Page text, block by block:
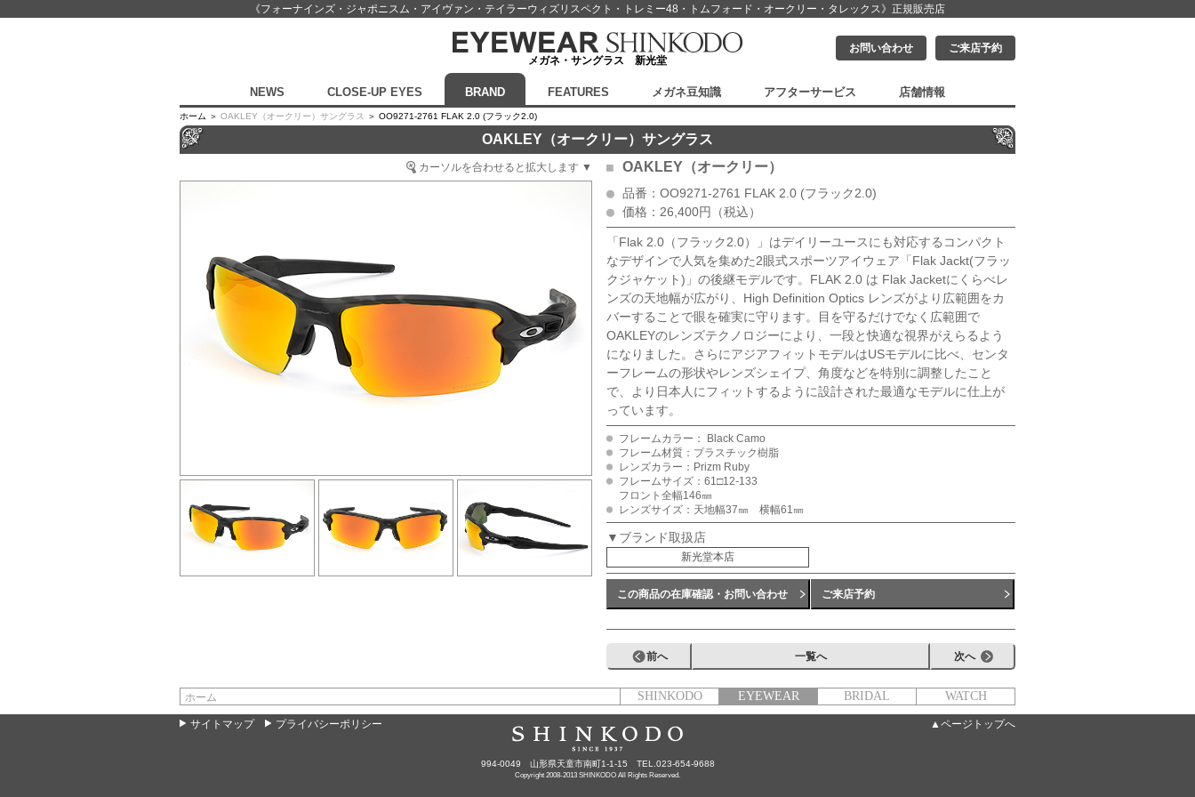
《フォーナインズ・ジャポニスム・アイヴァン・テイラーウィズリスペクト・ トレミー48・トムフォード・オークリー・タレックス》 正規販売店
メガネ・サングラス 新光堂
ご来店予約
お問い合わせ
NEWS CLOSE-UP EYES BRAND FEATURES メガネ豆知識 アフターサービス 店舗情報
ホーム ＞ OAKLEY（オークリー）サングラス ＞ OO9271-2761 FLAK 2.0 (フラック2.0)
OAKLEY（オークリー）サングラス
カーソルを合わせると拡大します ▼ OAKLEY（オークリー）
品番：OO9271-2761 FLAK 2.0 (フラック2.0)
価格：26,400円（税込）
「Flak 2.0（フラック2.0）」はデイリーユースにも対応するコンパクト
なデザインで人気を集めた2眼式スポーツアイウェア「Flak Jackt(フラッ
クジャケット)」の後継モデルです。FLAK 2.0 は Flak Jacketにくらべレ
ンズの天地幅が広がり、High Definition Optics レンズがより広範囲をカ
バーすることで眼を確実に守ります。目を守るだけでなく広範囲で
OAKLEYのレンズテクノロジーにより、一段と快適な視界がえらるよう
になりました。さらにアジアフィットモデルはUSモデルに比べ、センタ
ーフレームの形状やレンズシェイプ、角度などを特別に調整したこと
で、より日本人にフィットするように設計された最適なモデルに仕上が
っています。
フレームカラー： Black Camo
フレーム材質：プラスチック樹脂
レンズカラー：Prizm Ruby
フレームサイズ：61□12-133
フロント全幅146㎜
レンズサイズ：天地幅37㎜ 横幅61㎜
▼ブランド取扱店
新光堂本店
この商品の在庫確認・お問い合わせ ご来店予約
前へ 一覧へ 次へ
SHINKODO EYEWEAR BRIDAL WATCH
ホーム
▲ページトップへ
サイトマップ プライバシーポリシー
994-0049 山形県天童市南町1-1-15 TEL.023-654-9688
Copyright 2008-2013 SHINKODO All Rights Reserved.